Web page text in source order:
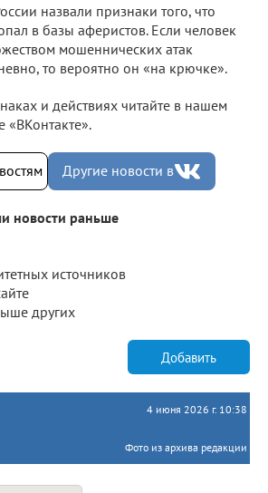
назвали признаки того, что
в базы аферистов. Если человек
мошеннических атак
то вероятно он «на крючке».
и действиях читайте в нашем
«ВКонтакте».
Другие новости в
новости раньше
источников
других
Добавить
4 июня 2026 г. 10:38
Фото из архива редакции